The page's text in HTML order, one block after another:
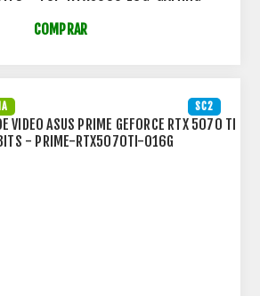
COMPRAR
SC2